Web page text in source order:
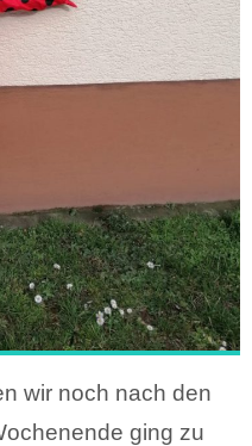
wir noch nach den
ging zu